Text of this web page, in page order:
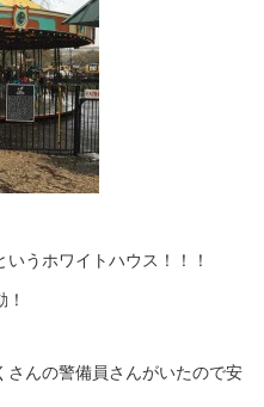
うホワイトハウス！！！
さんの警備員さんがいたので安